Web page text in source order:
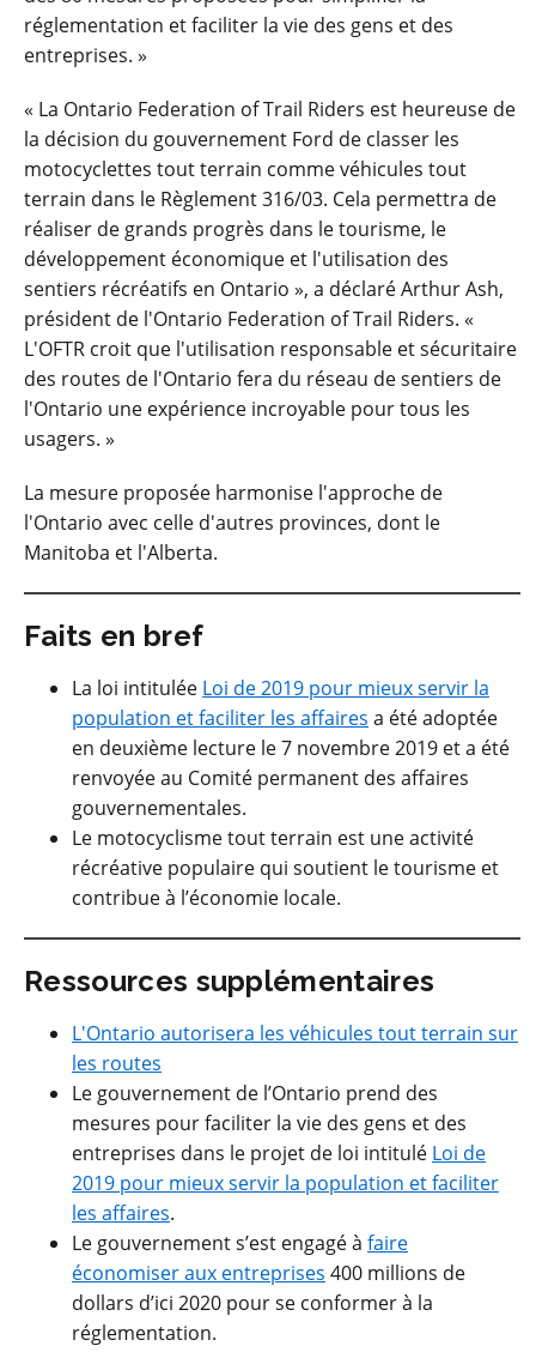
réglementation et faciliter la vie des gens et des
entreprises. »
« La Ontario Federation of Trail Riders est heureuse de
la décision du gouvernement Ford de classer les
motocyclettes tout terrain comme véhicules tout
terrain dans le Règlement 316/03. Cela permettra de
réaliser de grands progrès dans le tourisme, le
développement économique et l'utilisation des
sentiers récréatifs en Ontario », a déclaré Arthur Ash,
président de l'Ontario Federation of Trail Riders. «
L'OFTR croit que l'utilisation responsable et sécuritaire
des routes de l'Ontario fera du réseau de sentiers de
l'Ontario une expérience incroyable pour tous les
usagers. »
La mesure proposée harmonise l'approche de
l'Ontario avec celle d'autres provinces, dont le
Manitoba et l'Alberta.
Faits en bref
La loi intitulée Loi de 2019 pour mieux servir la
population et faciliter les affaires a été adoptée
en deuxième lecture le 7 novembre 2019 et a été
renvoyée au Comité permanent des affaires
gouvernementales.
Le motocyclisme tout terrain est une activité
récréative populaire qui soutient le tourisme et
contribue à l’économie locale.
Ressources supplémentaires
L'Ontario autorisera les véhicules tout terrain sur
les routes
Le gouvernement de l’Ontario prend des
mesures pour faciliter la vie des gens et des
entreprises dans le projet de loi intitulé Loi de
2019 pour mieux servir la population et faciliter
les affaires.
Le gouvernement s’est engagé à faire
économiser aux entreprises 400 millions de
dollars d’ici 2020 pour se conformer à la
réglementation.